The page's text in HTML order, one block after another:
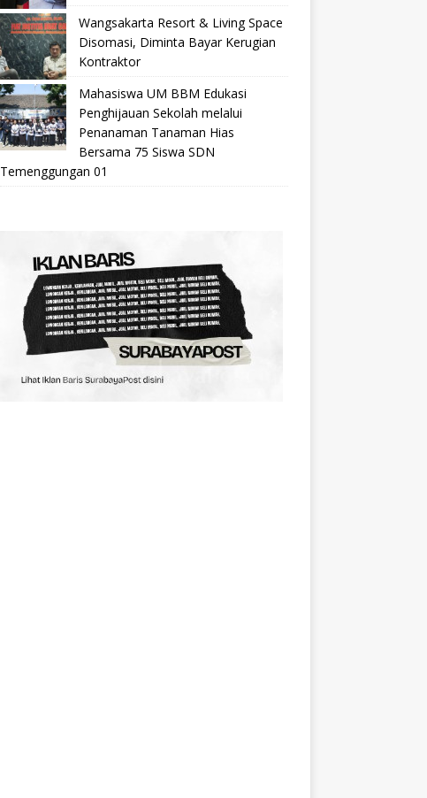
Wangsakarta Resort & Living Space
Disomasi, Diminta Bayar Kerugian
Kontraktor
Mahasiswa UM BBM Edukasi
Penghijauan Sekolah melalui
Penanaman Tanaman Hias
Bersama 75 Siswa SDN
Temenggungan 01